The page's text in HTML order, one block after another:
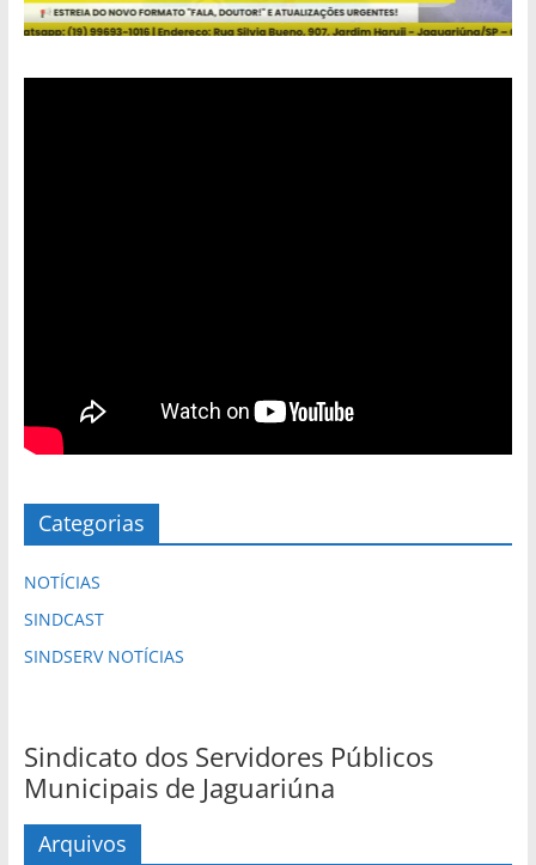
Categorias
NOTÍCIAS
SINDCAST
SINDSERV NOTÍCIAS
Sindicato dos Servidores Públicos
Municipais de Jaguariúna
Arquivos